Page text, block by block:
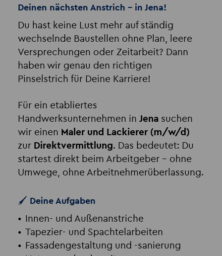
Deinen nächsten Anstrich – in Jena!
Du hast keine Lust mehr auf ständig
wechselnde Baustellen ohne Plan, leere
Versprechungen oder Zeitarbeit? Dann
haben wir genau den richtigen
Pinselstrich für Deine Karriere!
Für ein etabliertes
Handwerksunternehmen in Jenasuchen
wir einen Maler und Lackierer (m/w/d)
zur Direktvermittlung. Das bedeutet: Du
startest direkt beim Arbeitgeber – ohne
Umwege, ohne Arbeitnehmerüberlassung.
🖌️ Deine Aufgaben
Innen- und Außenanstriche
Tapezier- und Spachtelarbeiten
Fassadengestaltung und -sanierung